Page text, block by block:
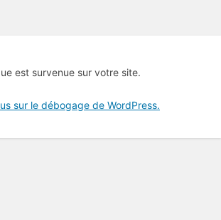
est survenue sur votre site.
sur le débogage de WordPress.